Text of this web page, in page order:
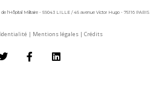
l'Hôpital Militaire - 59043 LILLE / 45 avenue Victor Hugo - 75116 PARIS
| Mentions légales | Crédits